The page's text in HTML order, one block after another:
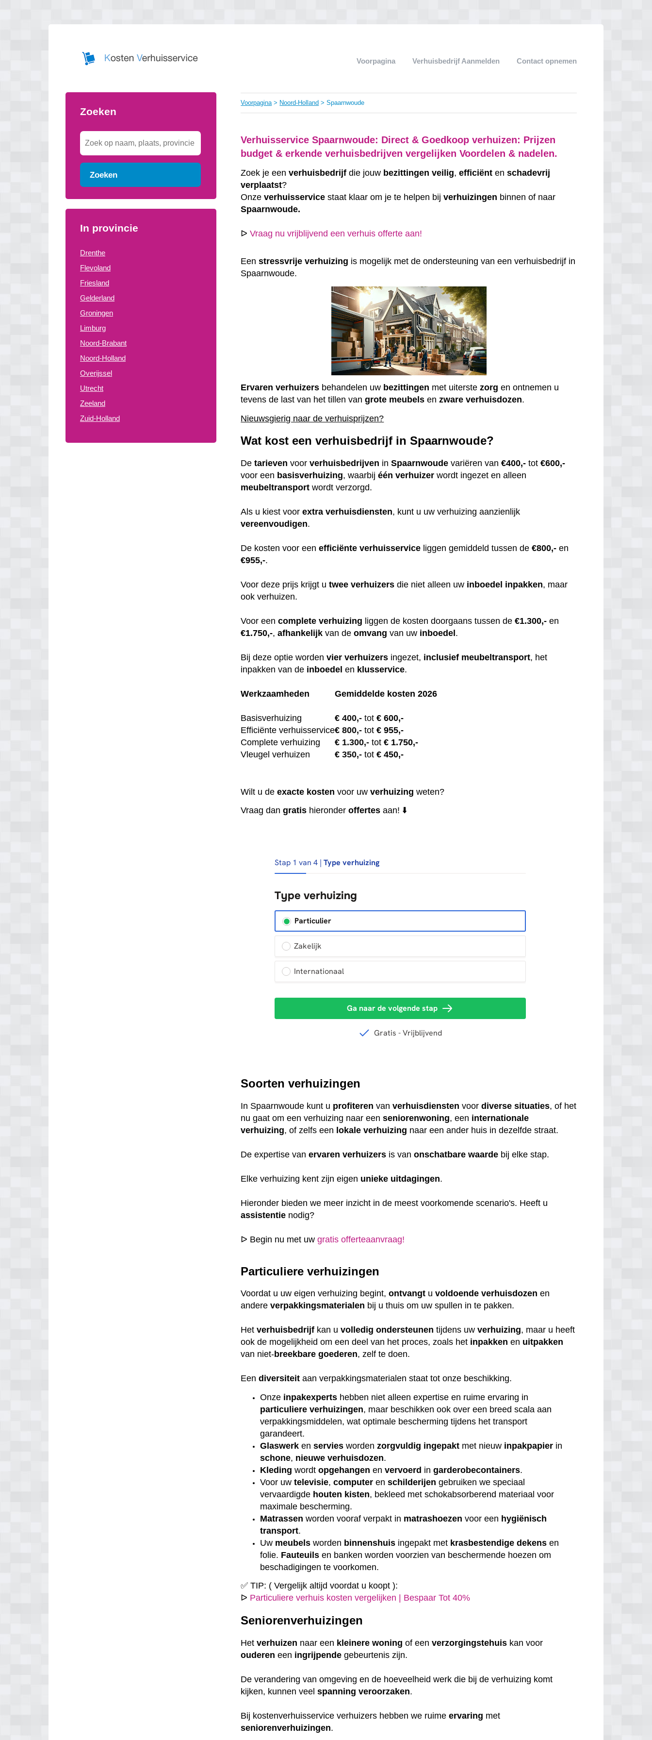
Voorpagina Verhuisbedrijf Aanmelden Contact opnemen
Zoeken
Zoeken
In provincie
Drenthe
Flevoland
Friesland
Gelderland
Groningen
Limburg
Noord-Brabant
Noord-Holland
Overijssel
Utrecht
Zeeland
Zuid-Holland
Voorpagina> Noord-Holland > Spaarnwoude
Verhuisservice Spaarnwoude: Direct & Goedkoop verhuizen: Prijzen
budget & erkende verhuisbedrijven vergelijken Voordelen & nadelen.
Zoek je eenverhuisbedrijf die jouw bezittingen veilig,efficiënt enschadevrij
verplaatst?
Onzeverhuisservice staat klaar om je te helpen bijverhuizingen binnen of naar
Spaarnwoude.
ᐅVraag nu vrijblijvend een verhuis offerte aan!
Eenstressvrije verhuizing is mogelijk met de ondersteuning van een verhuisbedrijf in
Spaarnwoude.
Ervaren verhuizers behandelen uw bezittingen met uiterstezorg en ontnemen u
tevens de last van het tillen vangrote meubels enzware verhuisdozen.
Nieuwsgierig naar de verhuisprijzen?
Wat kost een verhuisbedrijf in Spaarnwoude?
Detarieven voorverhuisbedrijven inSpaarnwoude variëren van€400,- tot€600,-
voor een basisverhuizing, waarbijéén verhuizer wordt ingezet en alleen
meubeltransport wordt verzorgd.
Als u kiest voorextra verhuisdiensten, kunt u uw verhuizing aanzienlijk
vereenvoudigen.
De kosten voor eenefficiënte verhuisservice liggen gemiddeld tussen de€800,- en
€955,-.
Voor deze prijs krijgt utwee verhuizers die niet alleen uw inboedel inpakken, maar
ook verhuizen.
Voor eencomplete verhuizing liggen de kosten doorgaans tussen de€1.300,- en
€1.750,-,afhankelijk van deomvang van uw inboedel .
Bij deze optie wordenvier verhuizers ingezet, inclusief meubeltransport, het
inpakken van de inboedel en klusservice.
Werkzaamheden Gemiddelde kosten 2026
Basisverhuizing €400,- tot € 600,-
Efficiënte verhuisservice€800,- tot€ 955,-
Complete verhuizing
€ 1.300,- tot€ 1.750,-
Vleugel verhuizen
€350,- tot€ 450,-
Wilt u deexacte kosten voor uwverhuizing weten?
Vraag dangratis hieronderoffertes aan! ⬇️
Soorten verhuizingen
In Spaarnwoude kunt u profiteren vanverhuisdiensten voordiverse situaties, of het
nu gaat om een verhuizing naar eenseniorenwoning, een internationale
verhuizing, of zelfs een lokale verhuizing naar een ander huis in dezelfde straat.
De expertise vanervaren verhuizers is vanonschatbare waarde bij elke stap.
Elke verhuizing kent zijn eigen unieke uitdagingen.
Hieronder bieden we meer inzicht in de meest voorkomende scenario's. Heeft u
assistentie nodig?
ᐅ Begin nu met uwgratis offerteaanvraag!
Particuliere verhuizingen
Voordat u uw eigen verhuizing begint,ontvangt uvoldoende verhuisdozen en
andereverpakkingsmaterialen bij u thuis om uw spullen in te pakken.
Hetverhuisbedrijf kan uvolledig ondersteunen tijdens uwverhuizing, maar u heeft
ook de mogelijkheid om een deel van het proces, zoals het inpakken en uitpakken
van niet-breekbare goederen, zelf te doen.
Eendiversiteit aan verpakkingsmaterialen staat tot onze beschikking.
Onze inpakexperts hebben niet alleen expertise en ruime ervaring in
particuliere verhuizingen, maar beschikken ook over een breed scala aan
verpakkingsmiddelen, wat optimale bescherming tijdens het transport
garandeert.
Glaswerk enservies wordenzorgvuldig ingepakt met nieuw inpakpapier in
schone, nieuwe verhuisdozen.
Kleding wordtopgehangen envervoerd ingarderobecontainers.
Voor uwtelevisie,computer enschilderijen gebruiken we speciaal
vervaardigde houten kisten, bekleed met schokabsorberend materiaal voor
maximale bescherming.
Matrassen worden vooraf verpakt in matrashoezen voor een hygiënisch
transport.
Uw meubels worden binnenshuis ingepakt met krasbestendige dekens en
folie. Fauteuils en banken worden voorzien van beschermende hoezen om
beschadigingen te voorkomen.
✅ TIP: ( Vergelijk altijd voordat u koopt ):
ᐅ Particuliere verhuis kosten vergelijken | Bespaar Tot 40%
Seniorenverhuizingen
Hetverhuizen naar een kleinere woning of eenverzorgingstehuis kan voor
ouderen een ingrijpende gebeurtenis zijn.
De verandering van omgeving en de hoeveelheid werk die bij de verhuizing komt
kijken, kunnen veelspanning veroorzaken.
Bij kostenverhuisservice verhuizers hebben we ruimeervaring met
seniorenverhuizingen.